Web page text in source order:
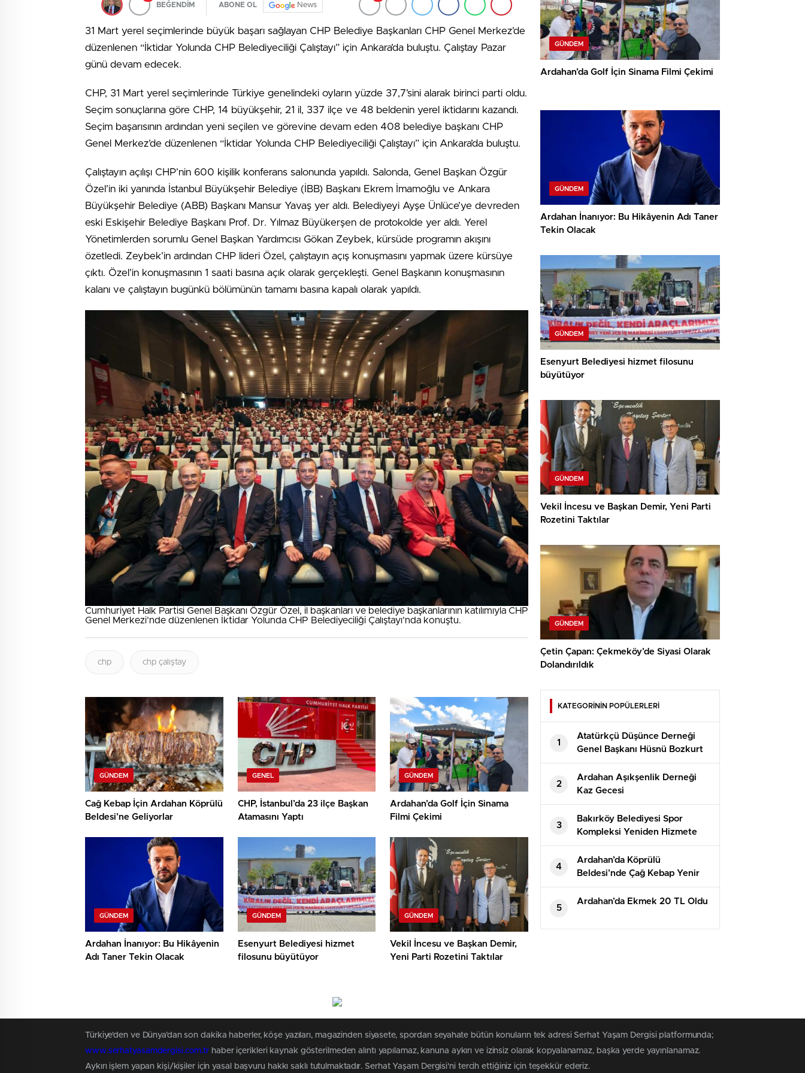
BEĞENDİM ABONE OL News
31 Mart yerel seçimlerinde büyük başarı sağlayan CHP Belediye Başkanları CHP Genel Merkez’de
düzenlenen “İktidar Yolunda CHP Belediyeciliği Çalıştayı” için Ankara’da buluştu. Çalıştay Pazar
günü devam edecek.
CHP, 31 Mart yerel seçimlerinde Türkiye genelindeki oyların yüzde 37,7’sini alarak birinci parti oldu.
Seçim sonuçlarına göre CHP, 14 büyükşehir, 21 il, 337 ilçe ve 48 beldenin yerel iktidarını kazandı.
Seçim başarısının ardından yeni seçilen ve görevine devam eden 408 belediye başkanı CHP
Genel Merkez’de düzenlenen “İktidar Yolunda CHP Belediyeciliği Çalıştayı” için Ankara’da buluştu.
Çalıştayın açılışı CHP’nin 600 kişilik konferans salonunda yapıldı. Salonda, Genel Başkan Özgür
Özel’in iki yanında İstanbul Büyükşehir Belediye (İBB) Başkanı Ekrem İmamoğlu ve Ankara
Büyükşehir Belediye (ABB) Başkanı Mansur Yavaş yer aldı. Belediyeyi Ayşe Ünlüce’ye devreden
eski Eskişehir Belediye Başkanı Prof. Dr. Yılmaz Büyükerşen de protokolde yer aldı. Yerel
Yönetimlerden sorumlu Genel Başkan Yardımcısı Gökan Zeybek, kürsüde programın akışını
özetledi. Zeybek’in ardından CHP lideri Özel, çalıştayın açış konuşmasını yapmak üzere kürsüye
çıktı. Özel’in konuşmasının 1 saati basına açık olarak gerçekleşti. Genel Başkanın konuşmasının
kalanı ve çalıştayın bugünkü bölümünün tamamı basına kapalı olarak yapıldı.
Cumhuriyet Halk Partisi Genel Başkanı Özgür Özel, il başkanları ve belediye başkanlarının katılımıyla CHP
Genel Merkezi’nde düzenlenen İktidar Yolunda CHP Belediyeciliği Çalıştayı’nda konuştu.
chp chp çalıştay
GÜNDEM
Cağ Kebap İçin Ardahan Köprülü
Beldesi’ne Geliyorlar
GENEL
CHP, İstanbul’da 23 ilçe Başkan
Atamasını Yaptı
GÜNDEM
Ardahan’da Golf İçin Sinama
Filmi Çekimi
GÜNDEM
Ardahan İnanıyor: Bu Hikâyenin
Adı Taner Tekin Olacak
GÜNDEM
Esenyurt Belediyesi hizmet
filosunu büyütüyor
GÜNDEM
Vekil İncesu ve Başkan Demir,
Yeni Parti Rozetini Taktılar
GÜNDEM
Ardahan’da Golf İçin Sinama Filmi Çekimi
GÜNDEM
Ardahan İnanıyor: Bu Hikâyenin Adı Taner
Tekin Olacak
GÜNDEM
Esenyurt Belediyesi hizmet filosunu
büyütüyor
GÜNDEM
Vekil İncesu ve Başkan Demir, Yeni Parti
Rozetini Taktılar
GÜNDEM
Çetin Çapan: Çekmeköy’de Siyasi Olarak
Dolandırıldık
KATEGORİNİN POPÜLERLERİ
1
Atatürkçü Düşünce Derneği
Genel Başkanı Hüsnü Bozkurt
Konuşması
2
Ardahan Aşıkşenlik Derneği
Kaz Gecesi
3
Bakırköy Belediyesi Spor
Kompleksi Yeniden Hizmete
Açıldı
4
Ardahan’da Köprülü
Beldesi’nde Çağ Kebap Yenir
5
Ardahan’da Ekmek 20 TL Oldu
Türkiye'den ve Dünya’dan son dakika haberler, köşe yazıları, magazinden siyasete, spordan seyahate bütün konuların tek adresi Serhat Yaşam Dergisi platformunda;
www.serhatyasamdergisi.com.tr haber içerikleri kaynak gösterilmeden alıntı yapılamaz, kanuna aykırı ve izinsiz olarak kopyalanamaz, başka yerde yayınlanamaz.
Aykırı işlem yapan kişi/kişiler için yasal başvuru hakkı saklı tutulmaktadır. Serhat Yaşam Dergisi'ni tercih ettiğiniz için teşekkür ederiz.